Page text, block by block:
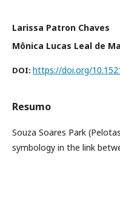
Larissa Patron Chaves
Mônica Lucas Leal de
DOI: https://doi.org/
Resumo
Souza Soares Park
symbology in the link